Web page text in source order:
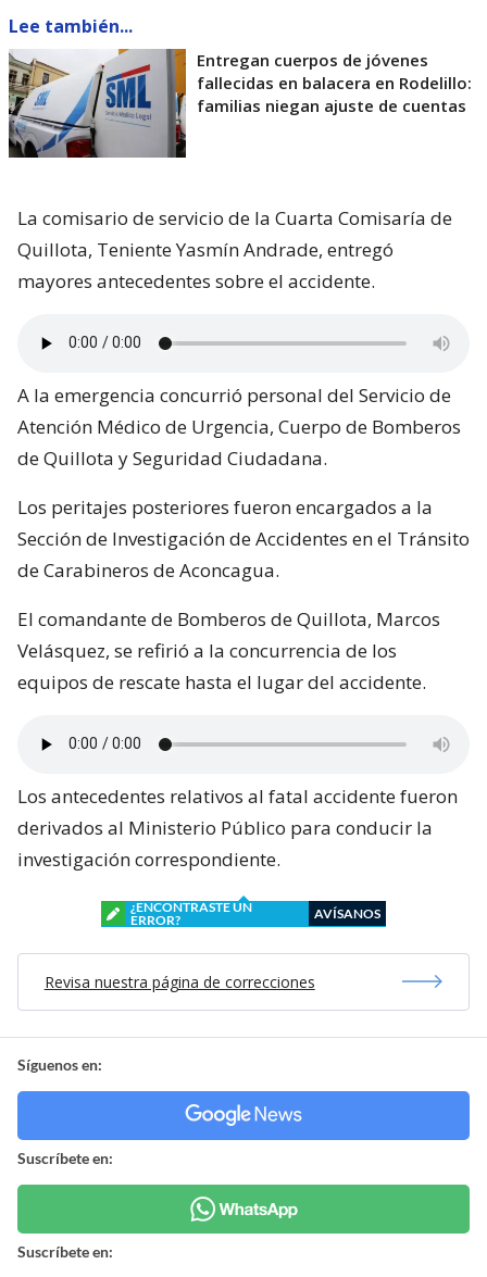
Lee también...
Entregan cuerpos de jóvenes
fallecidas en balacera en Rodelillo:
familias niegan ajuste de cuentas
La comisario de servicio de la Cuarta Comisaría de
Quillota, Teniente Yasmín Andrade, entregó
mayores antecedentes sobre el accidente.
A la emergencia concurrió personal del Servicio de
Atención Médico de Urgencia, Cuerpo de Bomberos
de Quillota y Seguridad Ciudadana.
Los peritajes posteriores fueron encargados a la
Sección de Investigación de Accidentes en el Tránsito
de Carabineros de Aconcagua.
El comandante de Bomberos de Quillota, Marcos
Velásquez, se refirió a la concurrencia de los
equipos de rescate hasta el lugar del accidente.
Los antecedentes relativos al fatal accidente fueron
derivados al Ministerio Público para conducir la
investigación correspondiente.
¿ENCONTRASTE UN
ERROR?
AVÍSANOS
Revisa nuestra página de correcciones
Síguenos en:
Suscríbete en:
Suscríbete en: